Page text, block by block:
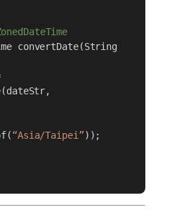
convertDate(String
“Asia/Taipei”));